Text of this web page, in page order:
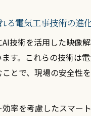
る電気工事技術の進
技術を活用した映像
す。これらの技術は
とで、現場の安全性
効率を考慮したスマー